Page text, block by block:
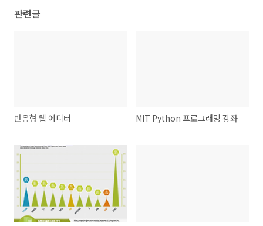
관련글
반응형 웹 에디터 MIT Python 프로그래밍 강좌